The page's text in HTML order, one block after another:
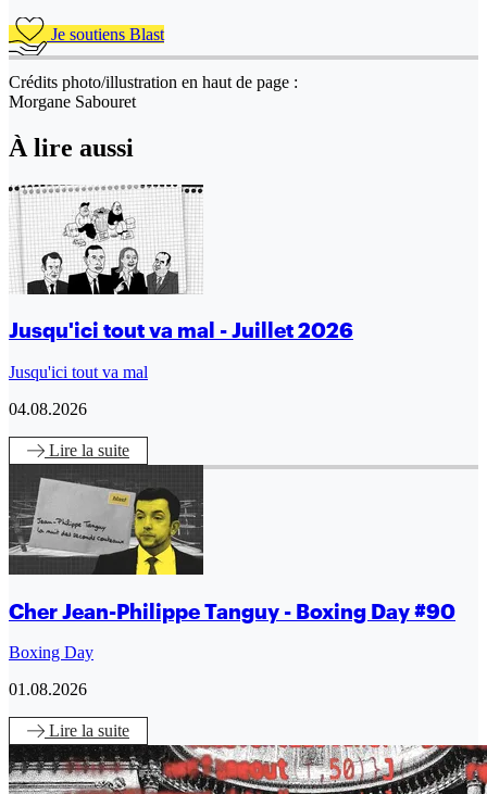
Je soutiens Blast
Crédits photo/illustration en haut de page :
Morgane Sabouret
À lire aussi
Jusqu'ici tout va mal - Juillet 2026
Jusqu'ici tout va mal
04.08.2026
Lire la suite
Cher Jean-Philippe Tanguy - Boxing Day #90
Boxing Day
01.08.2026
Lire la suite